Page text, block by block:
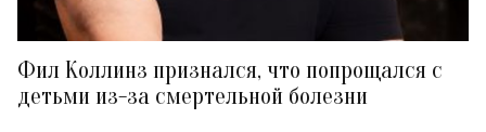
Фил Коллинз признался, что попрощался с
детьми из-за смертельной болезни